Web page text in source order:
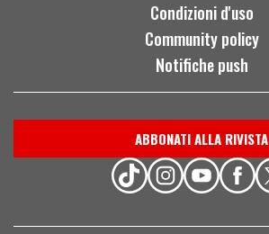
Condizioni d'uso
Community policy
Notifiche push
ABBONATI ALLA RIVISTA